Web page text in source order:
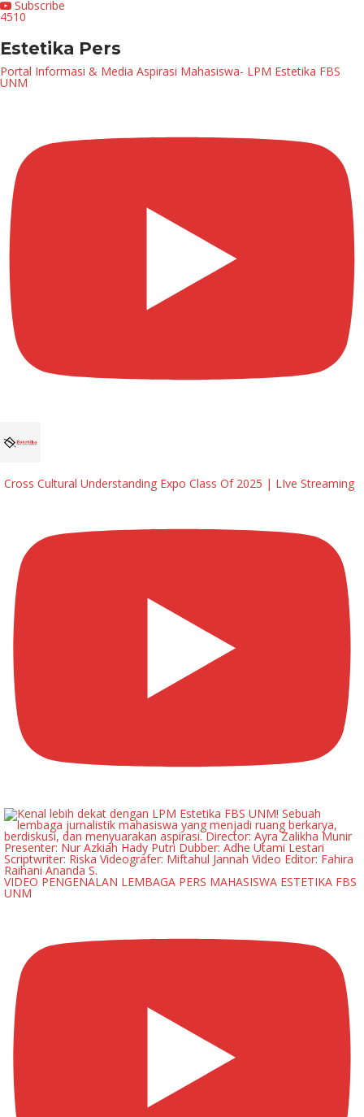
Subscribe
4510
Estetika Pers
Portal Informasi & Media Aspirasi Mahasiswa- LPM Estetika FBS
UNM
Cross Cultural Understanding Expo Class Of 2025 | LIve Streaming
VIDEO PENGENALAN LEMBAGA PERS MAHASISWA ESTETIKA FBS
UNM